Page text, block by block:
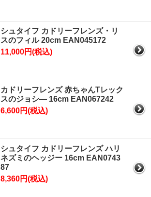
シュタイフ カドリーフレンズ・リ
スのフィル 20cm EAN045172
11,000円(税込)
カドリーフレンズ 赤ちゃんTレック
スのジョシ― 16cm EAN067242
6,600円(税込)
シュタイフ カドリーフレンズ ハリ
ネズミのヘッジー 16cm EAN0743
87
8,360円(税込)